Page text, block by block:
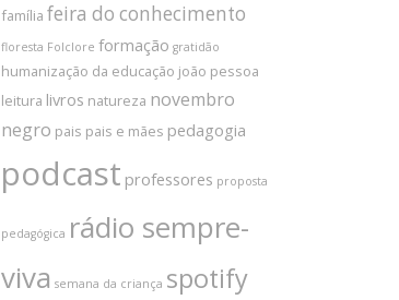
família feira do conhecimento
floresta Folclore formação gratidão
humanização da educação joão pessoa
leitura livros natureza novembro
negro pais pais e mães pedagogia
podcast professores proposta
pedagógica rádio sempre-
viva semana da criança spotify